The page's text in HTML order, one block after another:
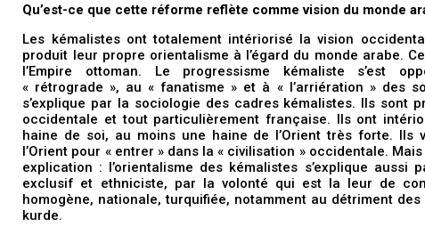
Qu’est-ce que cette réforme reflète comme vision du monde
Les kémalistes ont totalement intériorisé la vision
produit leur propre orientalisme à l’égard du monde arabe.
l’Empire ottoman. Le progressisme kémaliste s’est
« rétrograde », au « fanatisme » et à « l’arriération » des
s’explique par la sociologie des cadres kémalistes. Ils sont
occidentale et tout particulièrement française. Ils ont
haine de soi, au moins une haine de l’Orient très forte. Ils
l’Orient pour « entrer » dans la « civilisation » occidentale. Mais
explication : l’orientalisme des kémalistes s’explique aussi
exclusif et ethniciste, par la volonté qui est la leur de
homogène, nationale, turquifiée, notamment au détriment
kurde.